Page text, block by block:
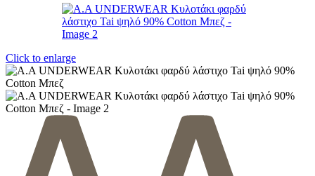
Click to enlarge